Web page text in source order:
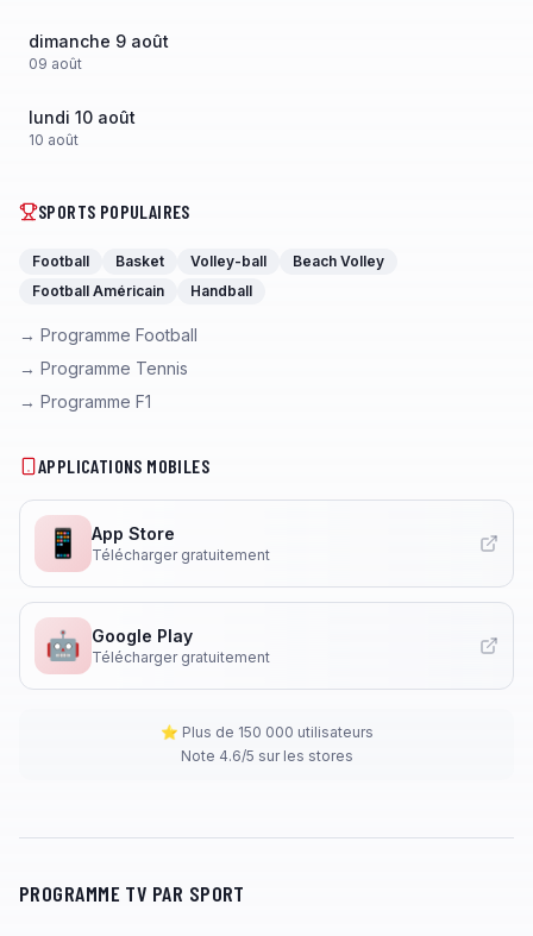
dimanche 9 août
09 août
lundi 10 août
10 août
SPORTS POPULAIRES
Football Basket Volley-ball
Beach Volley
Football Américain
Handball
→ Programme Football
→ Programme Tennis
→ Programme F1
APPLICATIONS MOBILES
📱 App Store
Télécharger gratuitement
🤖 Google Play
Télécharger gratuitement
⭐ Plus de 150 000 utilisateurs
Note 4.6/5 sur les stores
PROGRAMME TV PAR SPORT